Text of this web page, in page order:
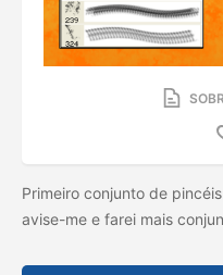
Primeiro conjunto de
avise-me e farei mais